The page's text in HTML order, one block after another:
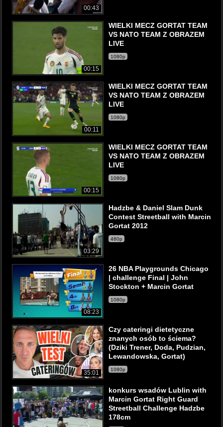
00:43
00:15
WIELKI MECZ GORTAT TEAM
VS NATO TEAM Z OBRAZEM
LIVE
1080p
00:11
WIELKI MECZ GORTAT TEAM
VS NATO TEAM Z OBRAZEM
LIVE
1080p
00:15
WIELKI MECZ GORTAT TEAM
VS NATO TEAM Z OBRAZEM
LIVE
1080p
03:29
Hadzbe & Daniel Slam Dunk
Contest Streetball with Marcin
Gortat 2012
480p
08:23
26 NBA Playgrounds Chicago
| challenge Final | John
Stockton + Marcin Gortat
1080p
35:01
Czy cateringi dietetyczne
znanych osób to ściema?
(Dziki Trener, Doda, Pudzian,
Lewandowska, Gortat)
1080p
konkurs wsadów Lublin with
Marcin Gortat Right Guard
Streetball Challenge Hadzbe
178cm